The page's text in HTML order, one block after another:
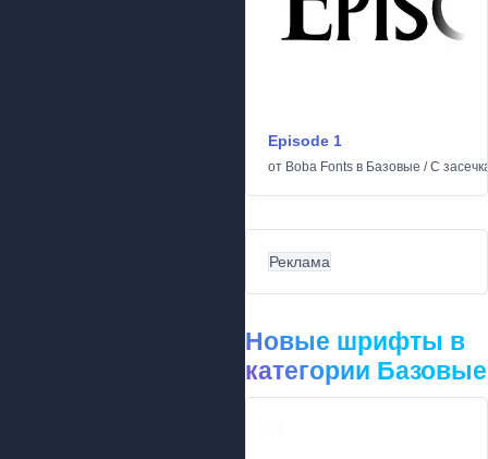
Episode 1
от Boba Fonts в Базовые /С
Реклама
Новые шрифты в
категории Базовые